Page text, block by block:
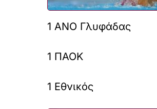
1 ΑΝΟ Γλυφάδας
1 ΠΑΟΚ
1 Εθνικός